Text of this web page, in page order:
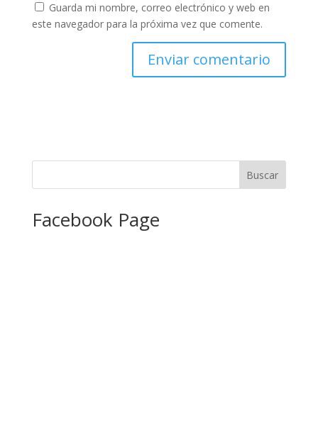
Guarda mi nombre, correo electrónico y web en
este navegador para la próxima vez que comente.
Facebook Page